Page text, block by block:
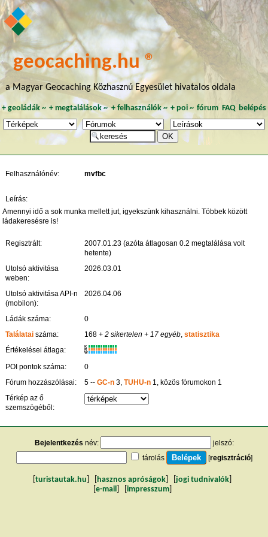
geocaching.hu ®
a Magyar Geocaching Közhasznú Egyesület hivatalos oldala
+geoládák~ +megtalálások~ + felhasználók~ + poi~ fórum FAQ belépés
Felhasználónév: mvfbc
Leírás:
Amennyi idő a sok munka mellett jut, igyekszünk kihasználni. Többek között
ládakeresésre is!
Regisztrált:
2007.01.23 (azóta átlagosan 0.2 megtalálása volt
hetente)
Utolsó aktivitása
weben:
2026.03.01
Utolsó aktivitása API-n
(mobilon):
2026.04.06
Ládák száma:
0
Találatai száma: 168 + 2 sikertelen + 17 egyéb,statisztika
Értékelései átlaga:
K
R
W
POI pontok száma:
0
Fórum hozzászólásai:
5 --GC-n 3,TUHU-n 1, közös fórumokon 1
Térkép az ő
szemszögéből:
Bejelentkezés név:
jelszó:
tárolás
[regisztráció]
turistautak.hu hasznos apróságok jogi tudnivalók
e-mail impresszum]